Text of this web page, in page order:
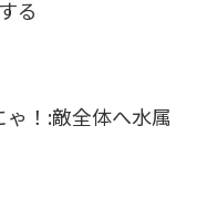
る
！:敵全体へ水属